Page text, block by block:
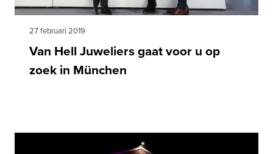
27 februari 2019
Van Hell Juweliers gaat voor u op
zoek in München